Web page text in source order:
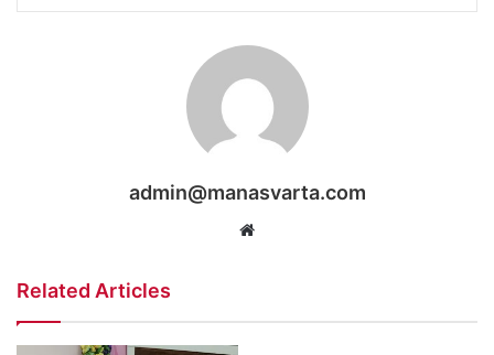
admin@manasvarta.com
Website
Related Articles